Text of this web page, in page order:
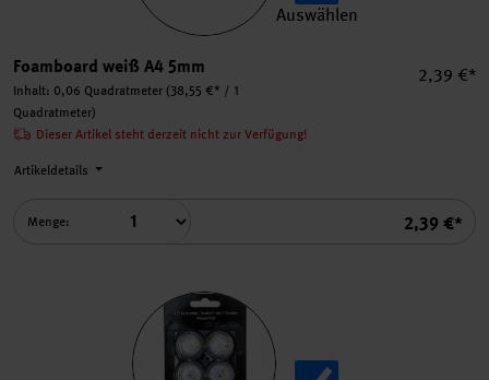
Auswählen
Foamboard weiß A4 5mm
Inhalt: 0,06 Quadratmeter (38,55 €* / 1
Quadratmeter)
2,39 €*
Summe
2,39 €*
Dieser Artikel steht derzeit nicht zur Verfügung!
Artikeldetails
Menge: